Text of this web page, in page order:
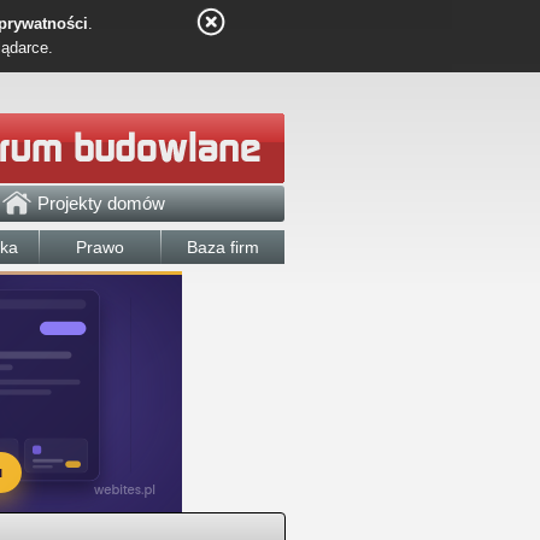
.
Projekty domów
Prawo Baza firm